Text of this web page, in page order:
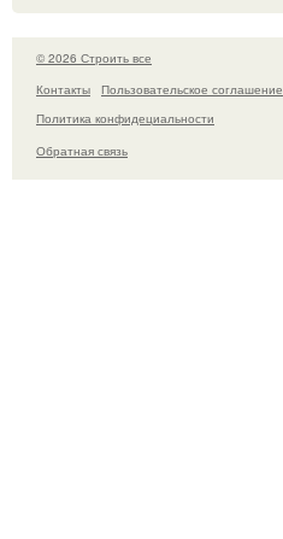
© 2026 Строить все
Контакты
Пользовательское соглашение
Политика конфидециальности
Обратная связь